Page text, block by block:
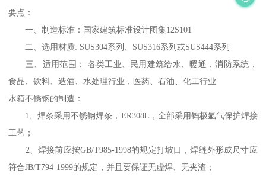
要点：
一、制造标准：国家建筑标准设计图集12S101
二、选用材质: SUS304系列、SUS316系列或SUS444系列
三、适用范围： 各类工业、民用建筑给水、暖通，消防系统，
食品、饮料、造酒、水处理行业，医药、石油、化工行业
水箱不锈钢的制造：
1、焊条采用不锈钢焊条，ER308L，全部采用钨极氩气保护焊接
工艺；
2、焊接前应按GB/T985-1998的规定打坡口，焊缝外形成尺寸应
符合JB/T794-1999的规定，并且要保证无虚焊、无夹渣；